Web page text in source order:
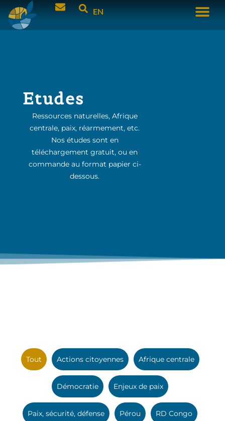
EN
Etudes
Ressources naturelles, Afrique
centrale, paix, réarmement, etc.
Nos études sont en
téléchargement gratuit, ou en
commande au format papier ci-
dessous.
Tout Actions citoyennes Afrique centrale
Démocratie Enjeux de paix
Paix, sécurité, défense Pérou RD Congo